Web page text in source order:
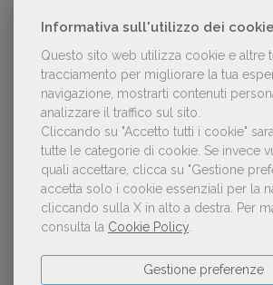
Informativa sull'utilizzo dei cookie
Questo sito web utilizza cookie e altre
tracciamento per migliorare la tua
navigazione, mostrarti contenuti
analizzare il traffico sul sito.
Cliccando su "Accetto tutti i cookie"
tutte le categorie di cookie. Se invece
quali accettare, clicca su "Gestione
accetta solo i cookie essenziali per la
cliccando sulla X in alto a destra. Per
consulta la Cookie Policy
Gestione preferenze
Spammy, Low-quality, Over-
sono gli «slop», libri scritti con
inquinano la narrativa di genere
Kobo ha rifiutato il 45% dei testi
sospetto utilizzo dell’IA